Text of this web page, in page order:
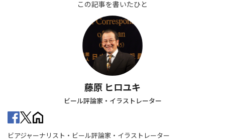
この記事を書いたひと
藤原 ヒロユキ
ビール評論家・イラストレーター
ビアジャーナリスト・ビール評論家・イラストレーター